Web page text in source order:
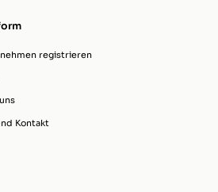
registrieren
Kontakt